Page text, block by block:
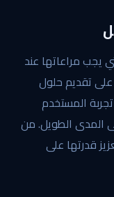
يجب مراعاتها عند
على تقديم حلول
المستخدم
المدى الطويل. من
قدرتها على